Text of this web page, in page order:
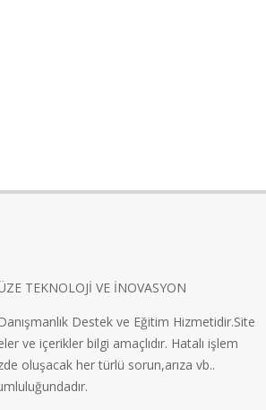
TEKNOLOJİ VE İNOVASYON
Destek ve Eğitim Hizmetidir.Site
ve içerikler bilgi amaçlıdır. Hatalı işlem
oluşacak her türlü sorun,arıza vb..